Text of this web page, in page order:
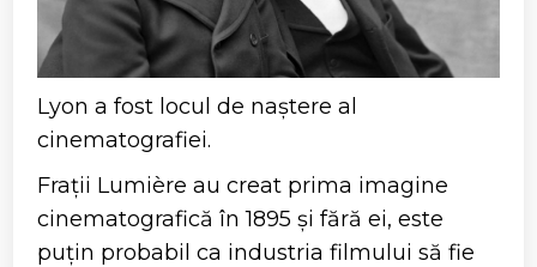
Lyon a fost locul de naștere al
cinematografiei.
Frații Lumière au creat prima imagine
cinematografică în 1895 și fără ei, este
puțin probabil ca industria filmului să fie